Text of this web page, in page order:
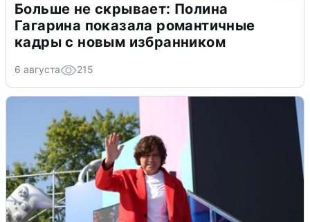
Больше не скрывает: Полина
Гагарина показала романтичные
кадры с новым избранником
6 августа 215